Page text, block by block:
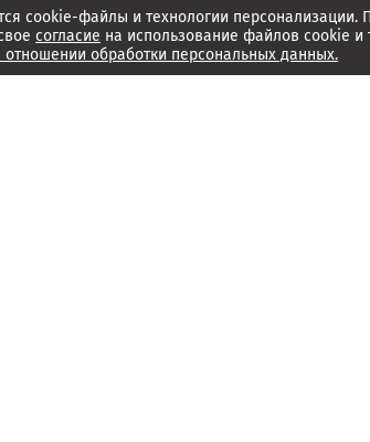
cookie-файлы и технологии персонализации.
согласие на использование файлов cookie и
отношении обработки персональных данных.